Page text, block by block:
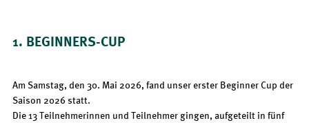
1. BEGINNERS-CUP
Am Samstag, den 30. Mai 2026, fand unser erster Beginner Cup der
Saison 2026 statt.
Die 13 Teilnehmerinnen und Teilnehmer gingen, aufgeteilt in fünf